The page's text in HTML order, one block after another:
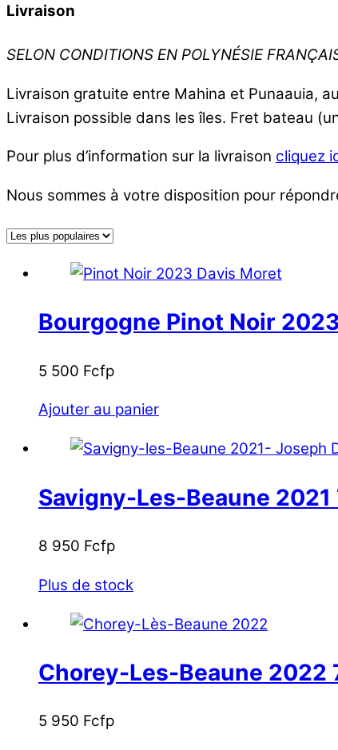
Livraison
SELON CONDITIONS EN POLYNÉSIE
Livraison gratuite entre Mahina et Punaauia,
Livraison possible dans les îles. Fret bateau
Pour plus d’information sur la livraison cliquez
Nous sommes à votre disposition pour
Bourgogne Pinot Noir
5 500 Fcfp
Ajouter au panier
Savigny-Les-Beaune
8 950 Fcfp
Plus de stock
Chorey-Les-Beaune 2022
5 950 Fcfp